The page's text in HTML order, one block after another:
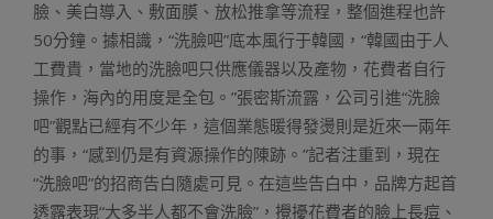
臉、美白導入、敷面膜、放松推拿等流程，整個進程也許
50分鐘。據相識，“洗臉吧”底本風行于韓國，“韓國由于人
工費貴，當地的洗臉吧只供應儀器以及產物，花費者自行
操作，海內的用度是全包。”張密斯流露，公司引進“洗臉
吧”觀點已經有不少年，這個業態暖得發燙則是近來一兩年
的事，“感到仍是有資源操作的陳跡。”記者注重到，現在
“洗臉吧”的招商告白隨處可見。在這些告白中，品牌方起首
透露表現“大多半人都不會洗臉”，攪擾花費者的臉上長痘、